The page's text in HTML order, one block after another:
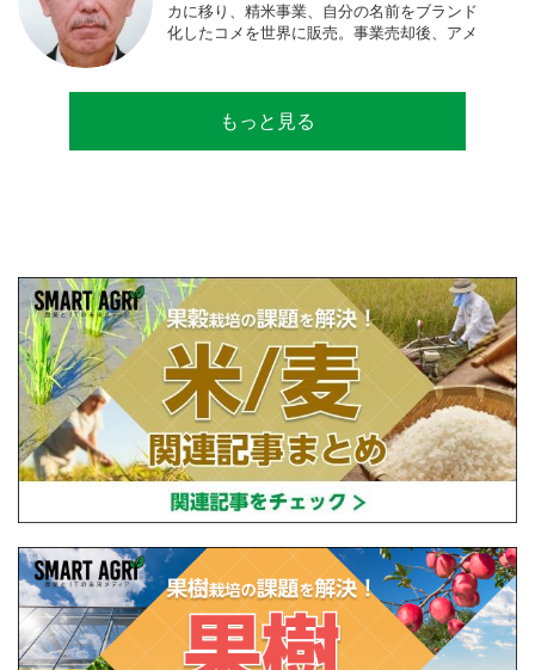
カに移り、精米事業、自分の名前をブランド
化したコメを世界に販売。事業売却後、アメ
サルティングとして関わり、企業などの依頼
で世界12カ国の良質米生産可能産地を訪問調
もっと見る